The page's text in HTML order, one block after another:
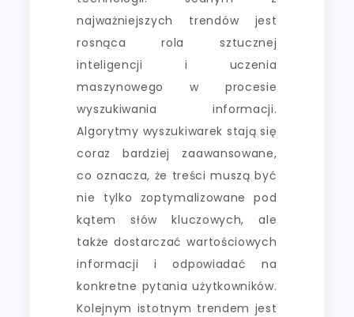
najważniejszych trendów jest
rosnąca rola sztucznej
inteligencji i uczenia
maszynowego w procesie
wyszukiwania informacji.
Algorytmy wyszukiwarek stają się
coraz bardziej zaawansowane,
co oznacza, że treści muszą być
nie tylko zoptymalizowane pod
kątem słów kluczowych, ale
także dostarczać wartościowych
informacji i odpowiadać na
konkretne pytania użytkowników.
Kolejnym istotnym trendem jest